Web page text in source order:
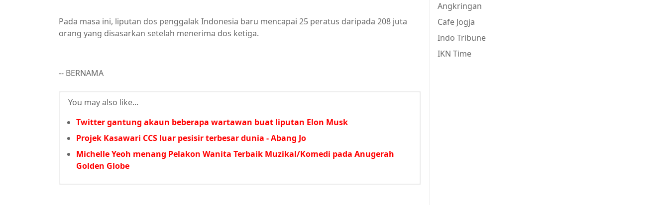
Pada masa ini, liputan dos penggalak Indonesia baru mencapai 25 peratus daripada 208 juta
orang yang disasarkan setelah menerima dos ketiga.
-- BERNAMA
You may also like...
Twitter gantung akaun beberapa wartawan buat liputan Elon Musk
Projek Kasawari CCS luar pesisir terbesar dunia - Abang Jo
Michelle Yeoh menang Pelakon Wanita Terbaik Muzikal/Komedi pada Anugerah
Golden Globe
Angkringan
Cafe Jogja
Indo Tribune
IKN Time